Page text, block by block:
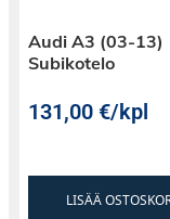
Audi A3 (03-13)
Subikotelo
131,00€/kpl
LISÄÄ